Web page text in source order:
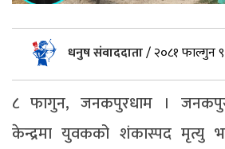
धनुष संवाददाता/२०८१ फाल्गुन
८ फागुन, जनकपुरधाम ।
केन्द्रमा युवकको शंकास्पद मृत्यु